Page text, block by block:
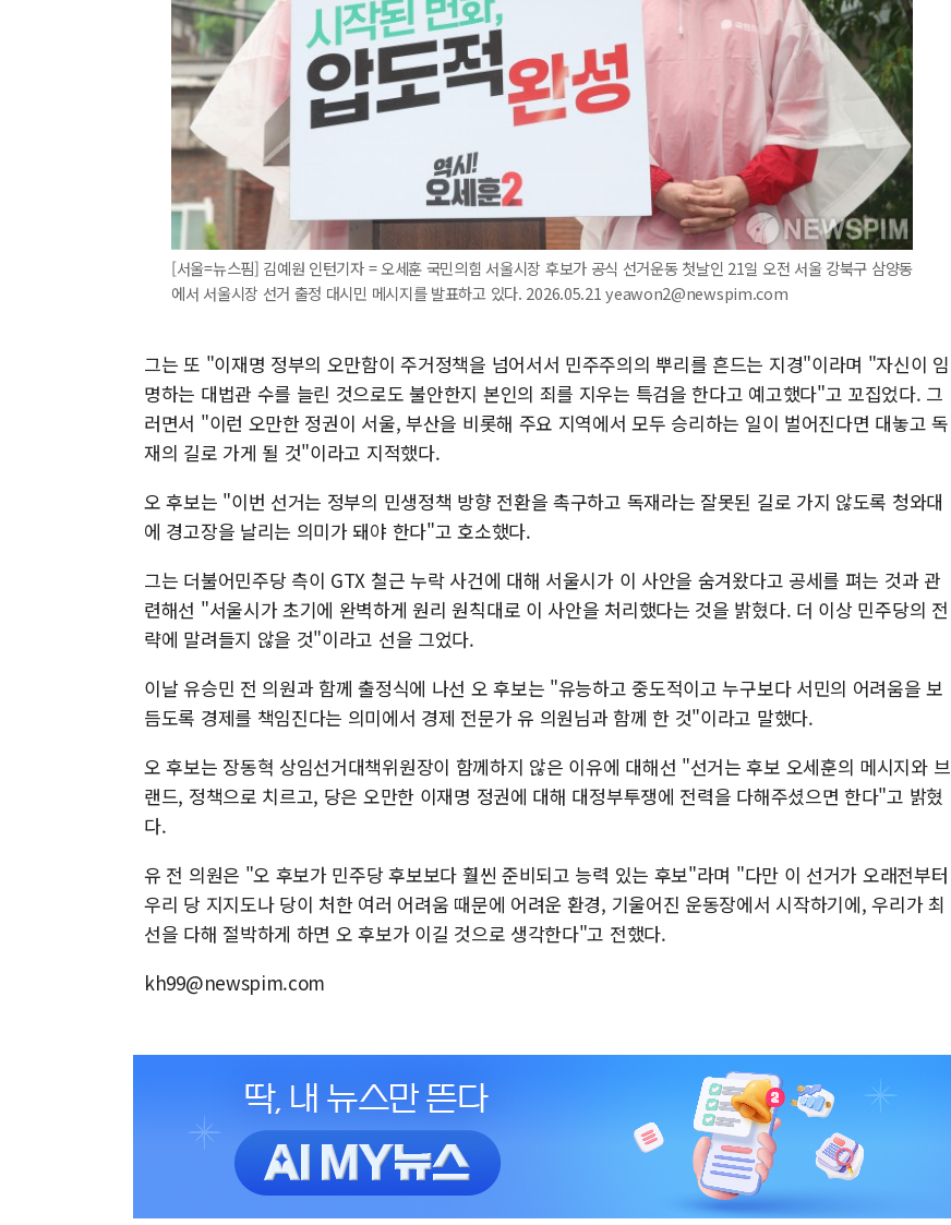
[서울=뉴스핌] 김예원 인턴기자 = 오세훈 국민의힘 서울시장 후보가 공식 선거운동 첫날인 21일 오전 서울 강북구 삼양동
에서 서울시장 선거 출정 대시민 메시지를 발표하고 있다. 2026.05.21 yeawon2@newspim.com
그는 또 "이재명 정부의 오만함이 주거정책을 넘어서서 민주주의의 뿌리를 흔드는 지경"이라며 "자신이 임
명하는 대법관 수를 늘린 것으로도 불안한지 본인의 죄를 지우는 특검을 한다고 예고했다"고 꼬집었다. 그
러면서 "이런 오만한 정권이 서울, 부산을 비롯해 주요 지역에서 모두 승리하는 일이 벌어진다면 대놓고 독
재의 길로 가게 될 것"이라고 지적했다.
오 후보는 "이번 선거는 정부의 민생정책 방향 전환을 촉구하고 독재라는 잘못된 길로 가지 않도록 청와대
에 경고장을 날리는 의미가 돼야 한다"고 호소했다.
그는 더불어민주당 측이 GTX 철근 누락 사건에 대해 서울시가 이 사안을 숨겨왔다고 공세를 펴는 것과 관
련해선 "서울시가 초기에 완벽하게 원리 원칙대로 이 사안을 처리했다는 것을 밝혔다. 더 이상 민주당의 전
략에 말려들지 않을 것"이라고 선을 그었다.
이날 유승민 전 의원과 함께 출정식에 나선 오 후보는 "유능하고 중도적이고 누구보다 서민의 어려움을 보
듬도록 경제를 책임진다는 의미에서 경제 전문가 유 의원님과 함께 한 것"이라고 말했다.
오 후보는 장동혁 상임선거대책위원장이 함께하지 않은 이유에 대해선 "선거는 후보 오세훈의 메시지와 브
랜드, 정책으로 치르고, 당은 오만한 이재명 정권에 대해 대정부투쟁에 전력을 다해주셨으면 한다"고 밝혔
다.
유 전 의원은 "오 후보가 민주당 후보보다 훨씬 준비되고 능력 있는 후보"라며 "다만 이 선거가 오래전부터
우리 당 지지도나 당이 처한 여러 어려움 때문에 어려운 환경, 기울어진 운동장에서 시작하기에, 우리가 최
선을 다해 절박하게 하면 오 후보가 이길 것으로 생각한다"고 전했다.
kh99@newspim.com